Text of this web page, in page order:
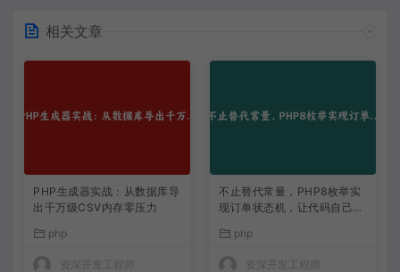
相关文章
PHP生成器实战：从数据库导
出千万级CSV内存零压力
php
资深开发工程师
不止替代常量，PHP8枚举实
现订单状态机，让代码自己说
php
资深开发工程师